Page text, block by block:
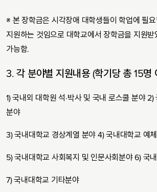
※ 본 장학금은 시각장애 대학생들이 학업에 필
지원하는 것임으로 대학교에서 장학금을 지원
가능함.
3.각 분야별 지원내용(학기당 총15명
1) 국내외 대학원 석·박사 및 국내 로스쿨 분야
분야
3) 국내대학교 경상계열 분야 4) 국내대학교 예
5) 국내대학교 사회복지 및 인문사회분야 6) 국
7) 국내대학교 기타분야